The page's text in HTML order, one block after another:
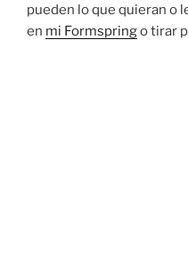
pueden lo que quieran o
en mi Formspringo tirar